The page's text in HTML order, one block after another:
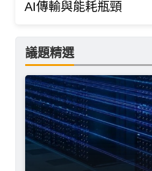
AI傳輸與能耗瓶頸
議題精選